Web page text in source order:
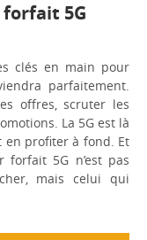
forfait 5G
clés en main pour
parfaitement.
offres, scruter les
La 5G est là
en profiter à fond. Et
forfait 5G n’est pas
mais celui qui